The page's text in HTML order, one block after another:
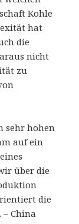
Kohle
hat
die
nicht
zu
sehr hohen
auf ein
über die
die
China